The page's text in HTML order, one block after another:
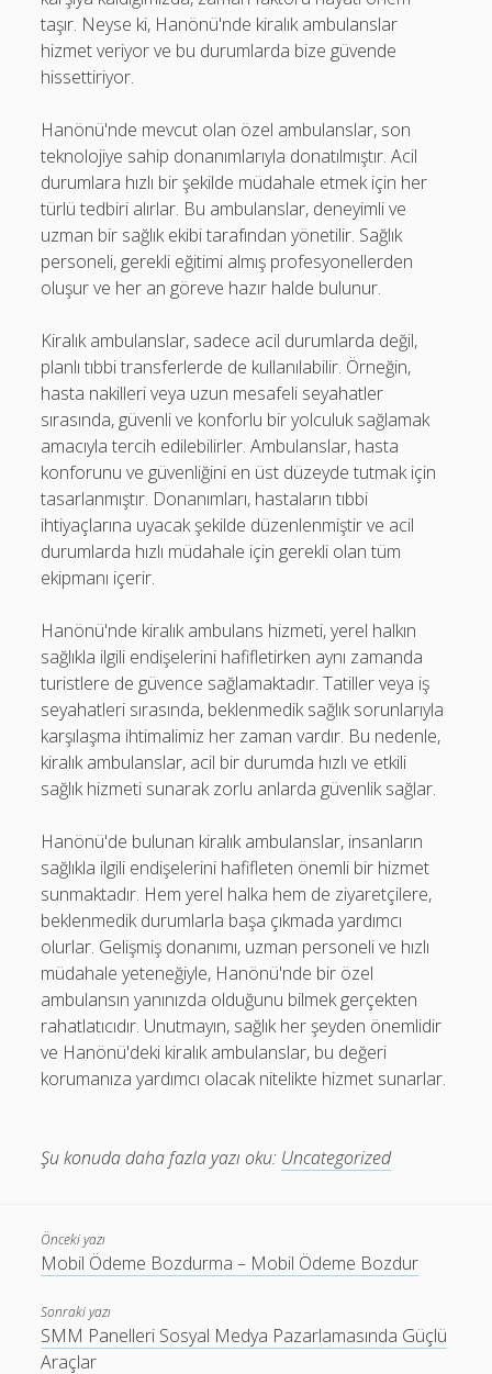
taşır. Neyse ki, Hanönü'nde kiralık ambulanslar
hizmet veriyor ve bu durumlarda bize güvende
hissettiriyor.
Hanönü'nde mevcut olan özel ambulanslar, son
teknolojiye sahip donanımlarıyla donatılmıştır. Acil
durumlara hızlı bir şekilde müdahale etmek için her
türlü tedbiri alırlar. Bu ambulanslar, deneyimli ve
uzman bir sağlık ekibi tarafından yönetilir. Sağlık
personeli, gerekli eğitimi almış profesyonellerden
oluşur ve her an göreve hazır halde bulunur.
Kiralık ambulanslar, sadece acil durumlarda değil,
planlı tıbbi transferlerde de kullanılabilir. Örneğin,
hasta nakilleri veya uzun mesafeli seyahatler
sırasında, güvenli ve konforlu bir yolculuk sağlamak
amacıyla tercih edilebilirler. Ambulanslar, hasta
konforunu ve güvenliğini en üst düzeyde tutmak için
tasarlanmıştır. Donanımları, hastaların tıbbi
ihtiyaçlarına uyacak şekilde düzenlenmiştir ve acil
durumlarda hızlı müdahale için gerekli olan tüm
ekipmanı içerir.
Hanönü'nde kiralık ambulans hizmeti, yerel halkın
sağlıkla ilgili endişelerini hafifletirken aynı zamanda
turistlere de güvence sağlamaktadır. Tatiller veya iş
seyahatleri sırasında, beklenmedik sağlık sorunlarıyla
karşılaşma ihtimalimiz her zaman vardır. Bu nedenle,
kiralık ambulanslar, acil bir durumda hızlı ve etkili
sağlık hizmeti sunarak zorlu anlarda güvenlik sağlar.
Hanönü'de bulunan kiralık ambulanslar, insanların
sağlıkla ilgili endişelerini hafifleten önemli bir hizmet
sunmaktadır. Hem yerel halka hem de ziyaretçilere,
beklenmedik durumlarla başa çıkmada yardımcı
olurlar. Gelişmiş donanımı, uzman personeli ve hızlı
müdahale yeteneğiyle, Hanönü'nde bir özel
ambulansın yanınızda olduğunu bilmek gerçekten
rahatlatıcıdır. Unutmayın, sağlık her şeyden önemlidir
ve Hanönü'deki kiralık ambulanslar, bu değeri
korumanıza yardımcı olacak nitelikte hizmet sunarlar.
Şu konuda daha fazla yazı oku: Uncategorized
Önceki yazı
Mobil Ödeme Bozdurma – Mobil Ödeme Bozdur
Sonraki yazı
SMM Panelleri Sosyal Medya Pazarlamasında Güçlü
Araçlar